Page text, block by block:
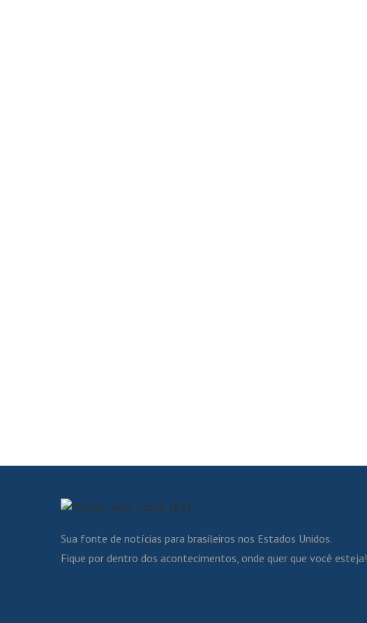
Sua fonte de notícias para brasileiros nos Estados Unidos.
Fique por dentro dos acontecimentos, onde quer que você esteja!